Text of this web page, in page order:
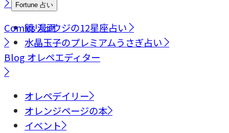
Fortune 占い
鏡リュウジの12星座占い
水晶玉子のプレミアムうさぎ占い
Comics漫画
Blog オレペエディター
オレペデイリー
オレンジページの本
イベント